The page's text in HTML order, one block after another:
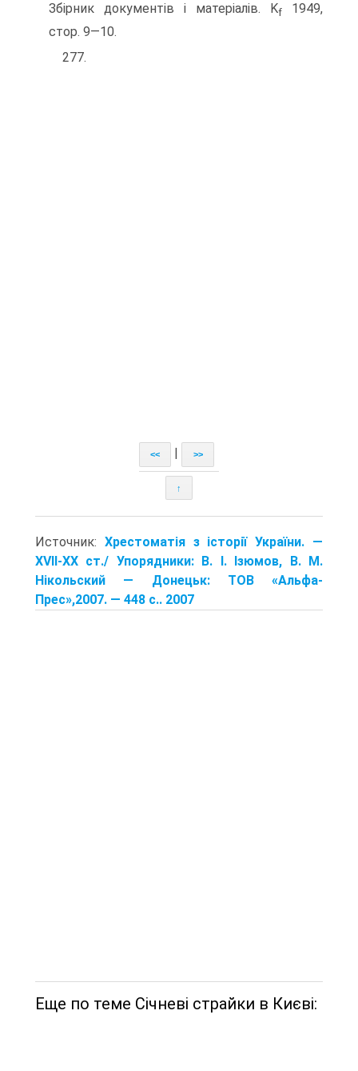
Збірник документів і матеріалів. Kf
1949,
стор. 9—10.
277.
<< >>
↑
Источник: Хрестоматія з історії України. —
XVII-XX ст./ Упорядники: В. І. Ізюмов, В. М.
Нікольский — Донецьк: TOB «Альфа-
Прес»,2007. — 448 с.. 2007
Еще по теме Січневі страйки в Києві: